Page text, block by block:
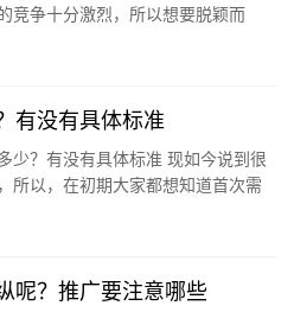
竞争十分激烈，所以想要脱颖而
有没有具体标准
少？有没有具体标准 现如今说到很
所以，在初期大家都想知道首次需
呢？推广要注意哪些